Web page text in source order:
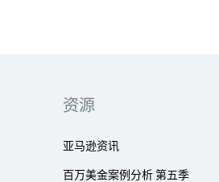
资源
亚马逊资讯
百万美金案例分析 第五季